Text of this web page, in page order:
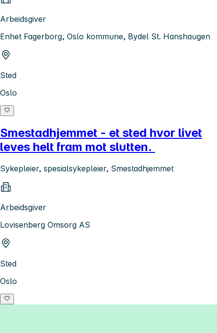
Arbeidsgiver
Enhet Fagerborg, Oslo kommune, Bydel St. Hanshaugen
Sted
Oslo
Smestadhjemmet - et sted hvor livet
leves helt fram mot slutten.
Sykepleier, spesialsykepleier, Smestadhjemmet
Arbeidsgiver
Lovisenberg Omsorg AS
Sted
Oslo